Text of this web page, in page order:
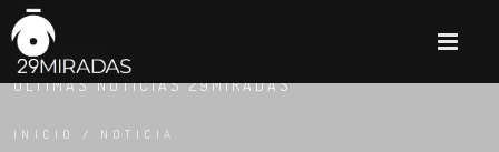
NOTICIA
ÚLTIMAS NOTICIAS 29MIRADAS
INICIO / NOTICIA